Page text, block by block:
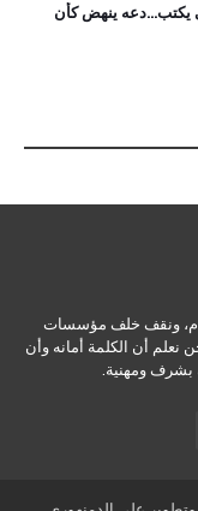
يكتب...دعه ينهض كأن
ونقف خلف مؤسسات
نعلم أن الكلمة أمانه وأن
بشرف ومهنية.